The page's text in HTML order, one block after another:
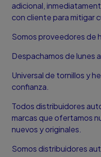
adicional,
con cliente para mitigar
Somos proveedores de
Despachamos de lunes
Universal de tornillos y
confianza.
Todos distribuidores
marcas que ofertamos
nuevos y originales.
Somos distribuidores